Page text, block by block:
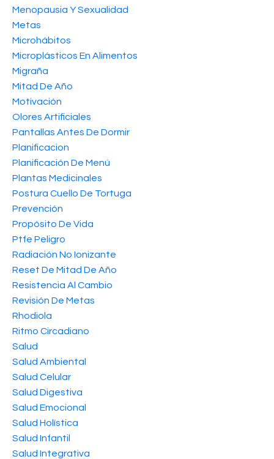
Menopausia Y Sexualidad
Metas
Microhábitos
Microplásticos En Alimentos
Migraña
Mitad De Año
Motivación
Olores Artificiales
Pantallas Antes De Dormir
Planificacion
Planificación De Menú
Plantas Medicinales
Postura Cuello De Tortuga
Prevención
Propósito De Vida
Ptfe Peligro
Radiación No Ionizante
Reset De Mitad De Año
Resistencia Al Cambio
Revisión De Metas
Rhodiola
Ritmo Circadiano
Salud
Salud Ambiental
Salud Celular
Salud Digestiva
Salud Emocional
Salud Holística
Salud Infantil
Salud Integrativa